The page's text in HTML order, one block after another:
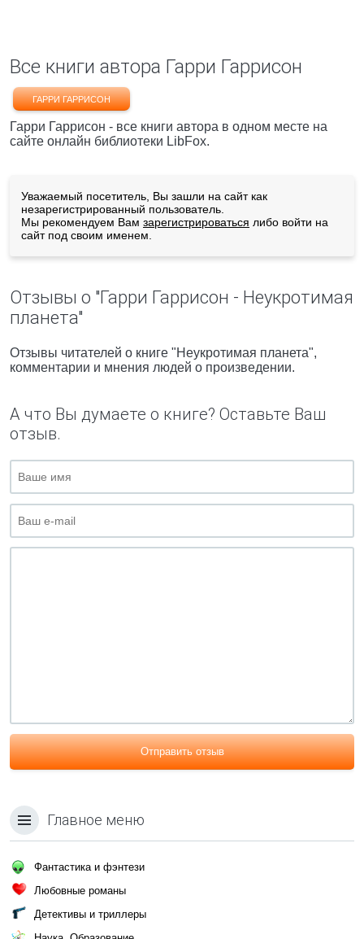
Все книги автора Гарри Гаррисон
ГАРРИ ГАРРИСОН
Гарри Гаррисон - все книги автора в одном месте на
сайте онлайн библиотеки LibFox.
Уважаемый посетитель, Вы зашли на сайт как
незарегистрированный пользователь.
Мы рекомендуем Вам зарегистрироваться либо войти на
сайт под своим именем.
Отзывы о "Гарри Гаррисон - Неукротимая
планета"
Отзывы читателей о книге "Неукротимая планета",
комментарии и мнения людей о произведении.
А что Вы думаете о книге? Оставьте Ваш
отзыв.
Отправить отзыв
Главное меню
Фантастика и фэнтези
Любовные романы
Детективы и триллеры